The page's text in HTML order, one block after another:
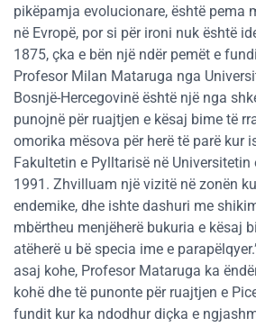
pikëpamja evolucionare, është pema
në Evropë, por si për ironi nuk është
1875, çka e bën një ndër pemët e
Profesor Milan Mataruga nga
Bosnjë-Hercegovinë është një nga
punojnë për ruajtjen e kësaj bime të
omorika mësova për herë të parë kur
Fakultetin e Pylltarisë në Universitetin
1991. Zhvilluam një vizitë në zonën
endemike, dhe ishte dashuri me
mbërtheu menjëherë bukuria e kësaj
atëherë u bë specia ime e
asaj kohe, Profesor Mataruga ka
kohë dhe të punonte për ruajtjen e
fundit kur ka ndodhur diçka e